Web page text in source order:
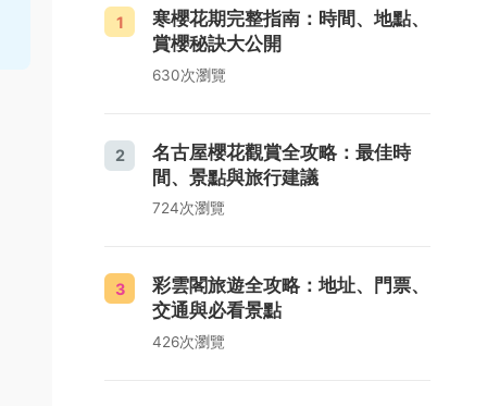
1
寒櫻花期完整指南：時間、地點、
賞櫻秘訣大公開
630次瀏覽
2
名古屋櫻花觀賞全攻略：最佳時
間、景點與旅行建議
724次瀏覽
3
彩雲閣旅遊全攻略：地址、門票、
交通與必看景點
426次瀏覽